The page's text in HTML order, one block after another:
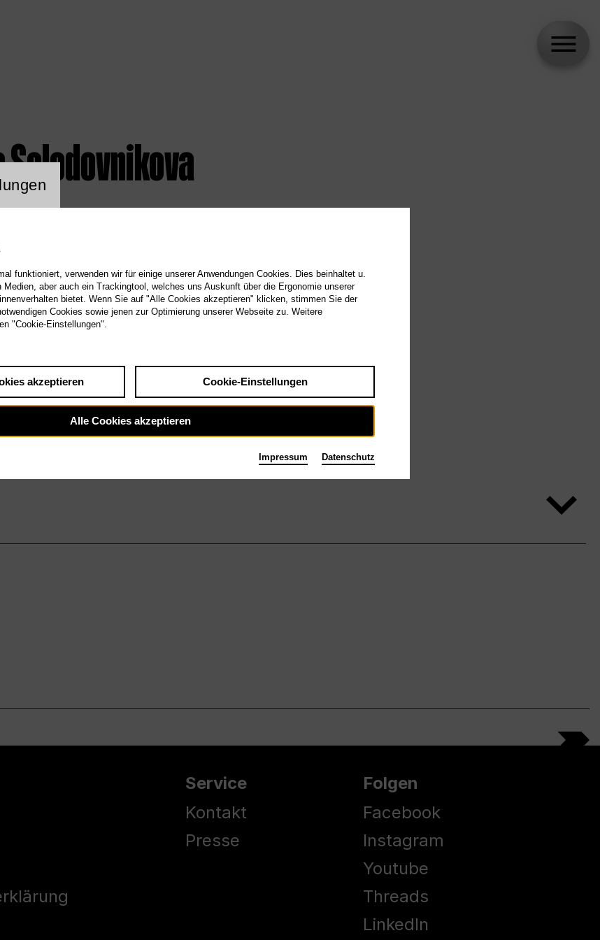
Service
Kontakt
Presse
Folgen
Facebook
Instagram
Youtube
Threads
LinkedIn
Cookie
funktioniert, verwenden wir für einige unserer Anwendungen Cookies. Dies beinhaltet u.
aber auch ein Trackingtool, welches uns Auskunft über die Ergonomie unserer
bietet. Wenn Sie auf "Alle Cookies akzeptieren" klicken, stimmen Sie der
Cookies sowie jenen zur Optimierung unserer Webseite zu. Weitere
"Cookie-Einstellungen".
akzeptieren Cookie-Einstellungen
Alle Cookies akzeptieren
Impressum Datenschutz